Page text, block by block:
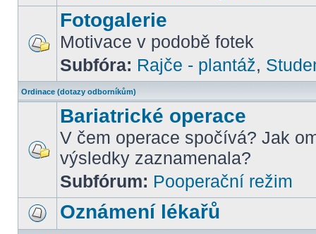
Fotogalerie
Motivace v podobě fotek
Subfóra: Rajče - plantáž,
Ordinace (dotazy odborníkům)
Bariatrické operace
V čem operace spočívá? Jak
výsledky zaznamenala?
Subfórum: Pooperační režim
Oznámení lékařů